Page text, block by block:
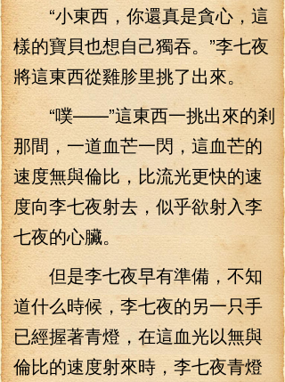
“小東西，你還真是貪心，這
樣的寶貝也想自己獨吞。”李七夜
將這東西從雞胗里挑了出來。
“噗——”這東西一挑出來的剎
那間，一道血芒一閃，這血芒的
速度無與倫比，比流光更快的速
度向李七夜射去，似乎欲射入李
七夜的心臟。
但是李七夜早有準備，不知
道什么時候，李七夜的另一只手
已經握著青燈，在這血光以無與
倫比的速度射來時，李七夜青燈